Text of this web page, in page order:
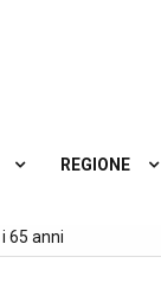
REGIONE
65 anni